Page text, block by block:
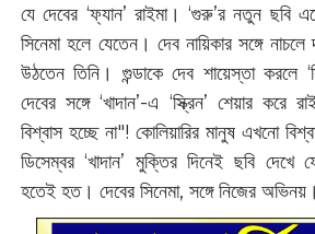
যে দেবের ‘ফ্যান’ রাইমা। ‘গুরু’র নতুন ছবি
সিনেমা হলে যেতেন। দেব নায়িকার সঙ্গে
উঠতেন তিনি। গুন্ডাকে দেব শায়েস্তা
দেবের সঙ্গে ‘খাদান’-এ ‘স্ক্রিন’ শেয়ার
বিশ্বাস হচ্ছে না"! কোলিয়ারির মানুষ এখনো
ডিসেম্বর ‘খাদান’ মুক্তির দিনেই ছবি দেখে
হতেই হত। দেবের সিনেমা, সঙ্গে নিজের